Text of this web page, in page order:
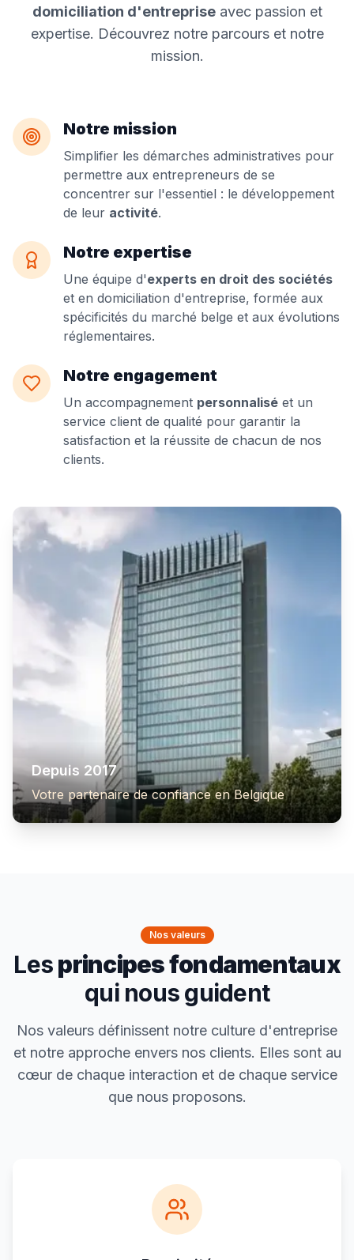
domiciliation d'entrepriseavec passion et
expertise. Découvrez notre parcours et notre
mission.
Notre mission
Simplifier les démarches administratives pour
permettre aux entrepreneurs de se
concentrer sur l'essentiel : le développement
de leur activité.
Notre expertise
Une équipe d'experts en droit des sociétés
et en domiciliation d'entreprise, formée aux
spécificités du marché belge et aux évolutions
réglementaires.
Notre engagement
Un accompagnement personnalisé et un
service client de qualité pour garantir la
satisfaction et la réussite de chacun de nos
clients.
Depuis 2017
Votre partenaire de confiance en Belgique
Nos valeurs
Lesprincipes fondamentaux
qui nous guident
Nos valeurs définissent notre culture d'entreprise
et notre approche envers nos clients. Elles sont au
cœur de chaque interaction et de chaque service
que nous proposons.